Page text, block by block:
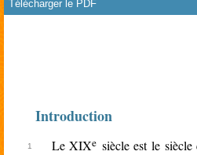
Télécharger le PDF
Introduction
Le XIXe siècle est le